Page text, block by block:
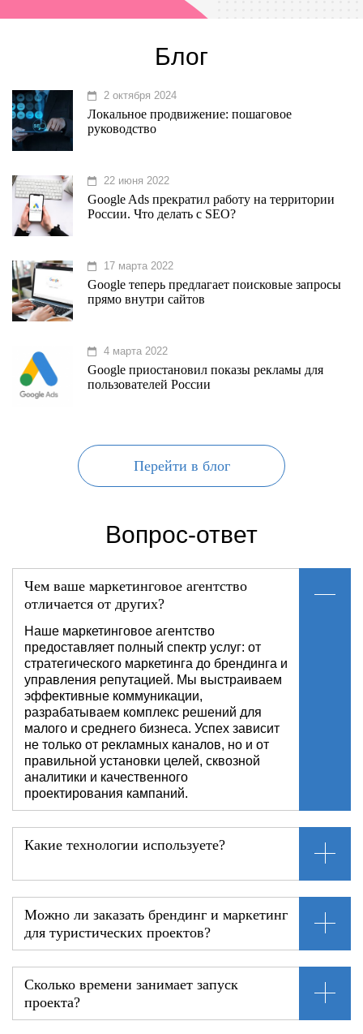
Блог
Локальное продвижение: пошаговое
руководство
2 октября 2024
Google Ads прекратил работу на территории
России. Что делать с SEO?
22 июня 2022
Google теперь предлагает поисковые запросы
прямо внутри сайтов
17 марта 2022
Google приостановил показы рекламы для
пользователей России
4 марта 2022
Перейти в блог
Вопрос-ответ
Чем ваше маркетинговое агентство
отличается от других?
Наше маркетинговое агентство
предоставляет полный спектр услуг: от
стратегического маркетинга до брендинга и
управления репутацией. Мы выстраиваем
эффективные коммуникации,
разрабатываем комплекс решений для
малого и среднего бизнеса. Успех зависит
не только от рекламных каналов, но и от
правильной установки целей, сквозной
аналитики и качественного
проектирования кампаний.
Какие технологии используете?
Можно ли заказать брендинг и маркетинг
для туристических проектов?
Сколько времени занимает запуск
проекта?